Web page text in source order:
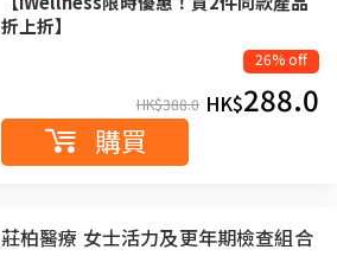
折上折】
26% off
HK$388.0 HK$288.0
購買
莊柏醫療 女士活力及更年期檢查組合